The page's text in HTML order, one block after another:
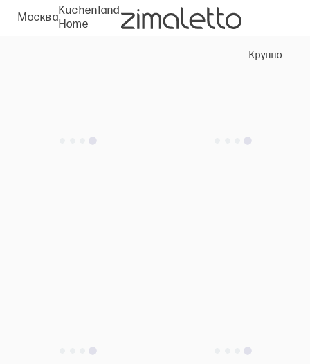
Москва
Kuchenland
Home
Крупно